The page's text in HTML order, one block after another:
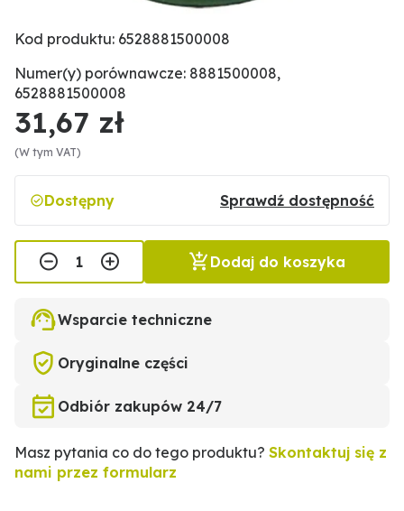
Kod produktu: 6528881500008
Numer(y) porównawcze: 8881500008,
6528881500008
31,67 zł
(W tym VAT)
Dostępny Sprawdź dostępność
Dodaj do koszyka
Wsparcie techniczne
Oryginalne części
Odbiór zakupów 24/7
Masz pytania co do tego produktu? Skontaktuj się z
nami przez formularz